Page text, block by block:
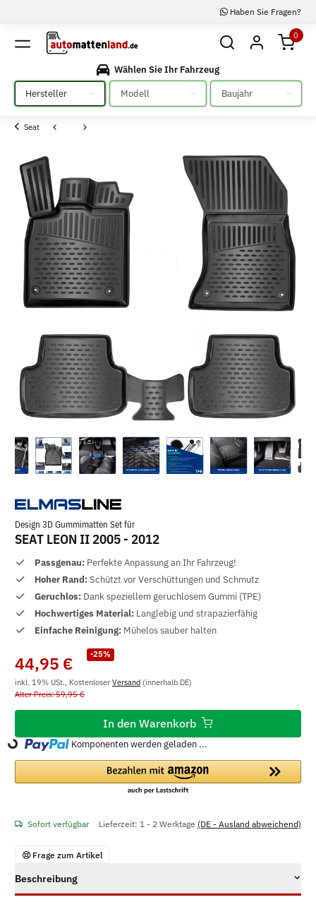
Haben Sie Fragen?
0
Wählen Sie Ihr Fahrzeug
Bitte auswählen
Bitte auswählen Bitte auswählen
Seat
Design 3D Gummimatten Set für
SEAT LEON II 2005 - 2012
Passgenau: Perfekte Anpassung an Ihr Fahrzeug!
Hoher Rand:Schützt vor Verschüttungen und Schmutz
Geruchlos: Dank speziellem geruchlosem Gummi (TPE)
Hochwertiges Material: Langlebig und strapazierfähig
Einfache Reinigung: Mühelos sauber halten
-25%
44,95 €
inkl. 19% USt., Kostenloser Versand (innerhalb DE)
Alter Preis: 59,95 €
In den Warenkorb
Loading... Komponenten werden geladen ...
Sofort verfügbar Lieferzeit: 1 - 2 Werktage (DE - Ausland abweichend)
Frage zum Artikel
Beschreibung